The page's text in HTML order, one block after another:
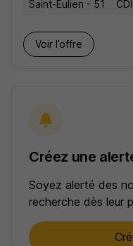
Saint-Eulien - 51 CDI
Voir l’offre
Créez une
Soyez alerté des
recherche dès leur